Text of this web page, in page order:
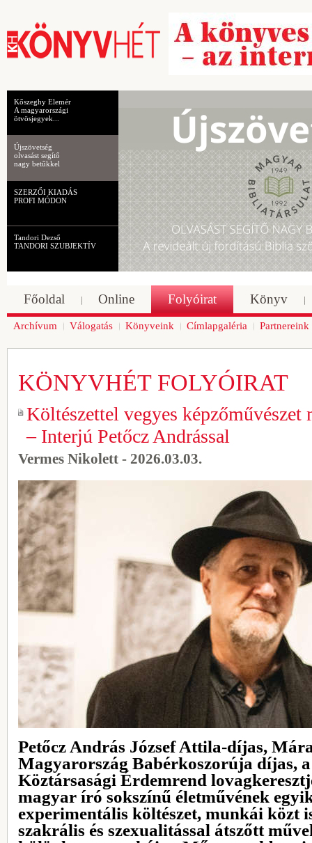
Kőszeghy Elemér
A magyarországi
ötvösjegyek...
Újszövetség
olvasást segítő
nagy betűkkel
SZERZŐI KIADÁS
PROFI MÓDON
Tandori Dezső
TANDORI SZUBJEKTÍV
Főoldal Online Folyóirat Könyv
Archívum Válogatás Könyveink Címlapgaléria Partnereink
KÖNYVHÉT FOLYÓIRAT
Költészettel vegyes képzőművészet
– Interjú Petőcz Andrással
Vermes Nikolett - 2026.03.03.
Petőcz András József Attila-díjas,
Magyarország Babérkoszorúja díjas,
Köztársasági Érdemrend
magyar író sokszínű életművének
experimentális költészet, munkái közt
szakrális és szexualitással átszőtt